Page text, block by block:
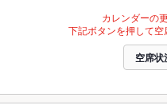
カレンダーの
下記ボタンを押して空
空席状